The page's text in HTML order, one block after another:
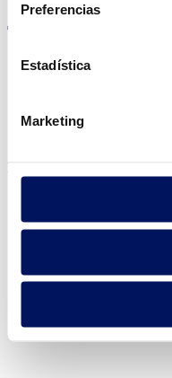
Preferencias
Estadística
Marketing
Aviso legal
Fluidra S.A. 2025